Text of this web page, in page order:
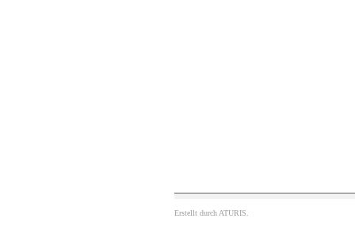
Erstellt durch ATURIS.